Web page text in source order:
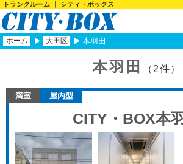
トランクルーム ┃ シティ・ボックス
ホーム 大田区 本羽田
本羽田 （2件）
満室 屋内型
CITY・BOX本